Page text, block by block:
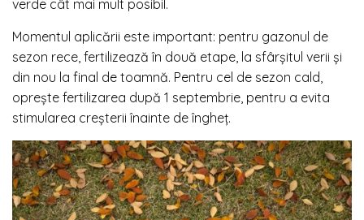
verde cât mai mult posibil.
Momentul aplicării este important: pentru gazonul de
sezon rece, fertilizează în două etape, la sfârșitul verii și
din nou la final de toamnă. Pentru cel de sezon cald,
oprește fertilizarea după 1 septembrie, pentru a evita
stimularea creșterii înainte de îngheț.